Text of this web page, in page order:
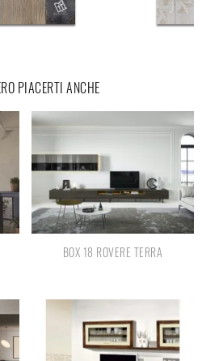
PIACERTI ANCHE
BOX 18 ROVERE TERRA